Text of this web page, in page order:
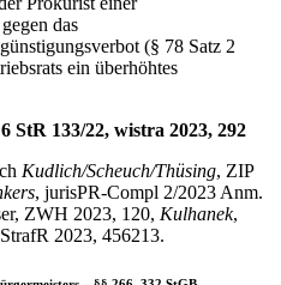
das
(§ 78 Satz 2
ein überhöhtes
StR 133/22, wistra 2023, 292
Kudlich/Scheuch/Thüsing, ZIP
, jurisPR-Compl 2/2023 Anm.
ZWH 2023, 120, Kulhanek,
2023, 456213.